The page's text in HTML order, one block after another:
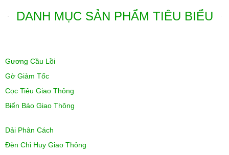
DANH MỤC SẢN PHẨM TIÊU BIỂU
Gương Cầu Lồi
Gờ Giảm Tốc
Cọc Tiêu Giao Thông
Biển Báo Giao Thông
Dải Phân Cách
Đèn Chỉ Huy Giao Thông